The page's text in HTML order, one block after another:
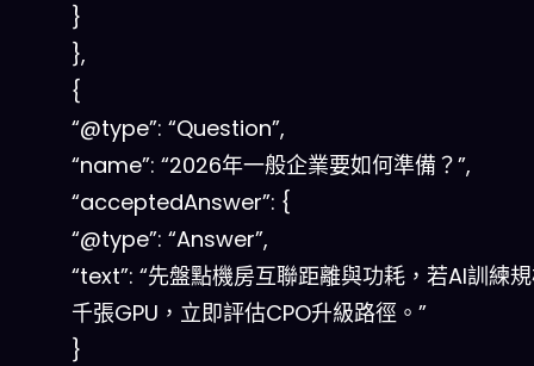
}
},
{
“@type”: “Question”,
“name”: “2026年一般企業要如何準備？”,
“acceptedAnswer”: {
“@type”: “Answer”,
“text”: “先盤點機房互聯距離與功耗，若AI訓練
千張GPU，立即評估CPO升級路徑。”
}